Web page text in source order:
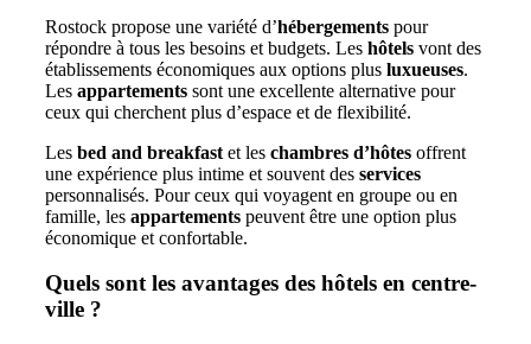
Rostock propose une variété d’hébergements pour
répondre à tous les besoins et budgets. Les hôtels vont des
établissements économiques aux options plus luxueuses.
Les appartements sont une excellente alternative pour
ceux qui cherchent plus d’espace et de flexibilité.
Les bed and breakfast et les chambres d’hôtes offrent
une expérience plus intime et souvent des services
personnalisés. Pour ceux qui voyagent en groupe ou en
famille, les appartements peuvent être une option plus
économique et confortable.
Quels sont les avantages des hôtels en centre-
ville ?